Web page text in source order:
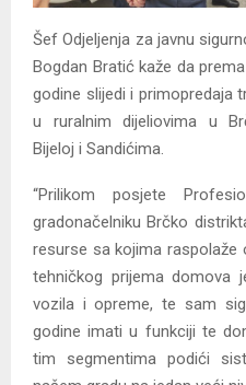
Šef Odjeljenja za javnu
Bogdan Bratić kaže da
godine slijedi i primopredaja
u ruralnim dijeliovima u
Bijeloj i Sandićima.
“Prilikom posjete
gradonačelniku Brčko
resurse sa kojima raspolaže
tehničkog prijema domova
vozila i opreme, te sam
godine imati u funkciji te
tim segmentima podići